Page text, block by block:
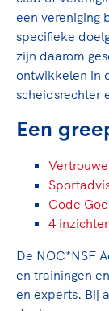
Sport
een rondje
de
voor Sifan
Groot en
de halve
Lees verder
Samen
langs de
En wat mag
hier richting
onderdeel
Lees verder
De
De TeamNL
binnen
toekomstig
Lees verder
een vereniging
specifieke
zijn daarom
ontwikkelen in
scheidsrechter
Een
Code
4
De NOC*NSF
en trainingen
en experts. Bij